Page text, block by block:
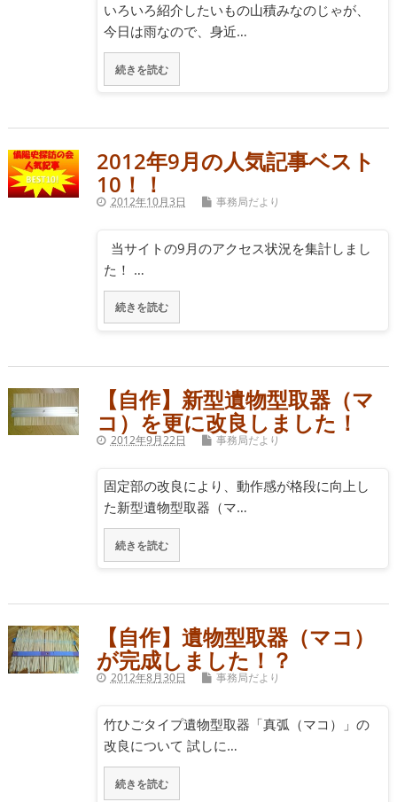
いろいろ紹介したいもの山積みなのじゃが、
今日は雨なので、身近…
続きを読む
2012年9月の人気記事ベスト
10！！
2012年10月3日 事務局だより
当サイトの9月のアクセス状況を集計しまし
た！ …
続きを読む
【自作】新型遺物型取器（マ
コ）を更に改良しました！
2012年9月22日 事務局だより
固定部の改良により、動作感が格段に向上し
た新型遺物型取器（マ…
続きを読む
【自作】遺物型取器（マコ）
が完成しました！？
2012年8月30日 事務局だより
竹ひごタイプ遺物型取器「真弧（マコ）」の
改良について 試しに…
続きを読む